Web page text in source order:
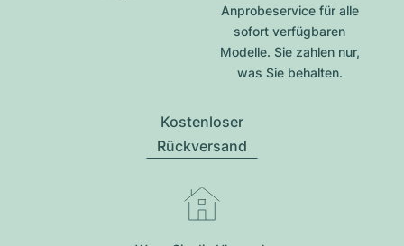
Anprobeservice für alle
sofort verfügbaren
Modelle. Sie zahlen nur,
was Sie behalten.
Kostenloser
Rückversand